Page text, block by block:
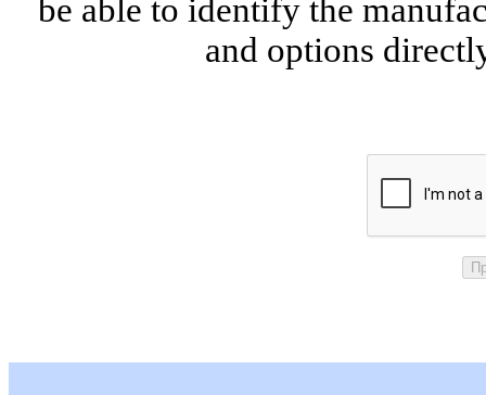
be able to identify the
and options